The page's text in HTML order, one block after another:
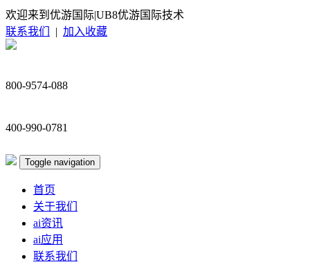
欢迎来到优游国际|UB8优游国际技术
联系我们
| 加入收藏
800-9574-088
400-990-0781
Toggle navigation
首页
关于我们
ai资讯
ai应用
联系我们